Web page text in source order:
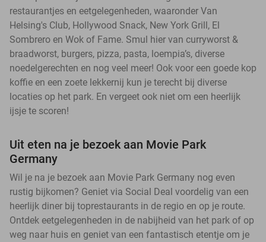
restaurantjes en eetgelegenheden, waaronder Van
Helsing's Club, Hollywood Snack, New York Grill, El
Sombrero en Wok of Fame. Smul hier van curryworst &
braadworst, burgers, pizza, pasta, loempia’s, diverse
noedelgerechten en nog veel meer! Ook voor een goede kop
koffie en een zoete lekkernij kun je terecht bij diverse
locaties op het park. En vergeet ook niet om een heerlijk
ijsje te scoren!
Uit eten na je bezoek aan Movie Park
Germany
Wil je na je bezoek aan Movie Park Germany nog even
rustig bijkomen? Geniet via Social Deal voordelig van een
heerlijk diner bij toprestaurants in de regio en op je route.
Ontdek eetgelegenheden in de nabijheid van het park of op
weg naar huis en geniet van een fantastisch etentje om je